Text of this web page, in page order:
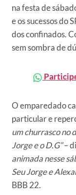
na festa de
e os sucessos do
dos confinados.
sem sombra de
O emparedado
particular e
um churrasco no
Jorge e o D.G”–
animada nesse
Seu Jorge e
BBB 22.